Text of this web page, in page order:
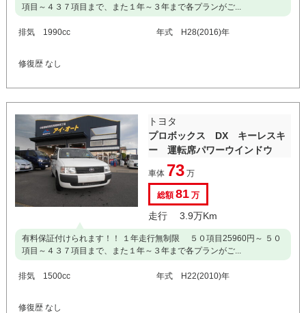
項目～４３７項目まで、また１年～３年まで各プランがご...
排気 1990cc 年式 H28(2016)年
修復歴 なし
トヨタ
プロボックス DX キーレスキ
ー 運転席パワーウインドウ
車体 73万
総額81万
走行 3.9万Km
有料保証付けられます！！ １年走行無制限 ５０項目25960円～ ５０
項目～４３７項目まで、また１年～３年まで各プランがご...
排気 1500cc 年式 H22(2010)年
修復歴 なし